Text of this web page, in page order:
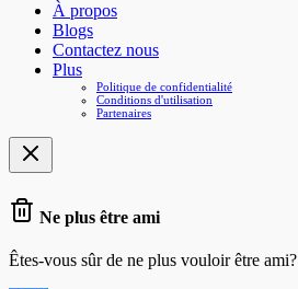
À propos
Blogs
Contactez nous
Plus
Politique de confidentialité
Conditions d'utilisation
Partenaires
Ne plus être ami
Êtes-vous sûr de ne plus vouloir être ami?